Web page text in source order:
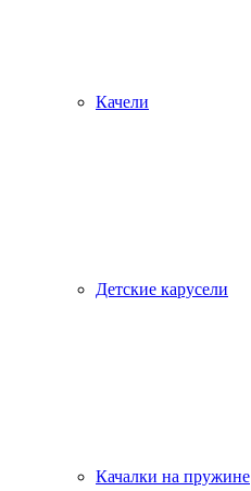
Качели
Детские карусели
Качалки на пружине